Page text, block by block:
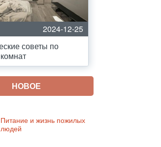
2024-12-25
советы по
НОВОЕ
Питание и жизнь пожилых
людей